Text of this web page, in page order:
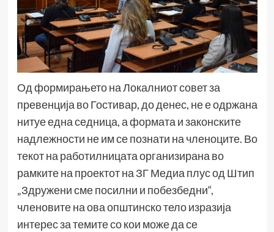
Од формирањето на Локалниот совет за
превенција во Гостивар, до денес, не е одржана
нитуе една седница, а формата и законските
надлежности не им се познати на членоците. Во
текот на работилницата организирана во
рамките на проектот на ЗГ Медиа плус од Штип
„Здружени сме посилни и побезбедни“,
членовите на ова општинско тело изразија
интерес за темите со кои може да се